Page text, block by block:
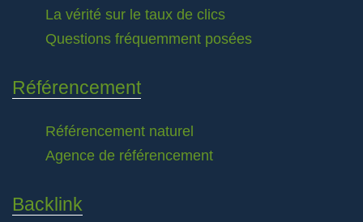
La vérité sur le taux de clics
Questions fréquemment posées
Référencement
Référencement naturel
Agence de référencement
Backlink